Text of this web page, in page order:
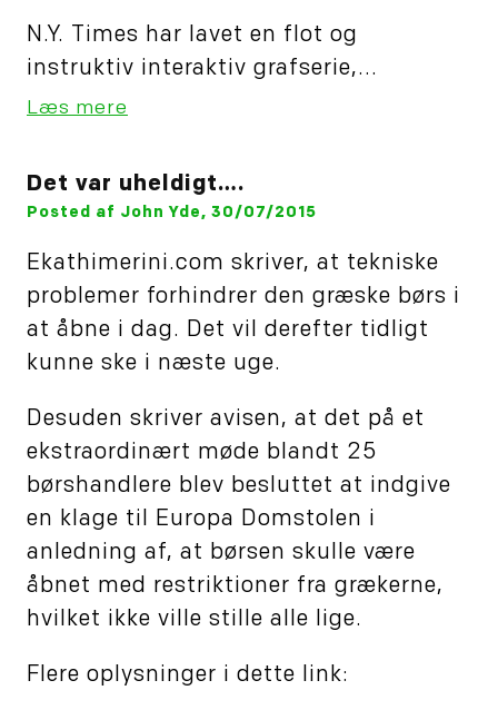
N.Y. Times har lavet en flot og
instruktiv interaktiv grafserie,...
Læs mere
Det var uheldigt….
Posted af John Yde, 30/07/2015
Ekathimerini.com skriver, at tekniske
problemer forhindrer den græske børs i
at åbne i dag. Det vil derefter tidligt
kunne ske i næste uge.
Desuden skriver avisen, at det på et
ekstraordinært møde blandt 25
børshandlere blev besluttet at indgive
en klage til Europa Domstolen i
anledning af, at børsen skulle være
åbnet med restriktioner fra grækerne,
hvilket ikke ville stille alle lige.
Flere oplysninger i dette link: